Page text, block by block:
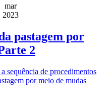
mar
2023
pastagem por
2
sequência de procedimentos
por meio de mudas